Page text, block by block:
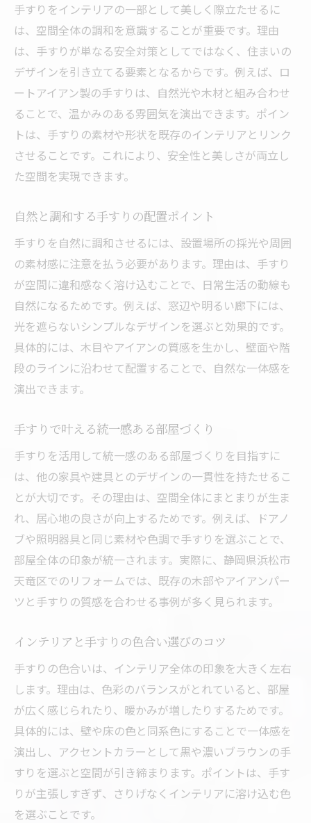
手すりの機能性と快適性を両立する方法
実践しやすい手すり選びのチェックリスト
手すり設置で快適な暮らしをサポート
地元ニーズに応える手すりの選定基準
安全性もデザイン性も諦めない手すりの秘訣
安全性重視の手すりデザイン実例紹介
手すり設置で家族の安全と安心を確保
デザイン性が高い手すりの選び方ガイド
法
安全と美を兼ね備えた手すり活用法
手すり設置時のポイントと注意点まとめ
暮らしに寄り添うおしゃれな手すり設置術
手すりをおしゃれに見せる設置アイデア
生活動線を考えた手すりの配置方法
手すり設置で暮らしやすさを向上させるコ
ツ
家族構成に合わせた手すり設置の工夫
手すりをアクセントにする空間演出術
インテリアに映える手すり素材の選び方
人気の手すり素材とインテリアの関係性
素材別手すりの特徴と選び方を解説
手すり素材で変わる空間の印象と魅力
アイアンや木製手すりの比較ポイント
手すり素材選びで叶える理想の住まい
介護と美しさを両立する手すり活用法
介護シーンで役立つ手すりの設置方法
手すりで実現する快適な介護空間づくり
美しさを損なわない手すり活用の工夫
手すり設置で家族の負担を軽減する方法
介護保険を活用できる手すり設置ポイント
おしゃれと機能性を兼ね備えた手すり活用
地元で信頼できる手すりリフォームの進め方
手すりをインテリアの一部として美しく際立たせるに
は、空間全体の調和を意識することが重要です。理由
は、手すりが単なる安全対策としてではなく、住まいの
デザインを引き立てる要素となるからです。例えば、ロ
ートアイアン製の手すりは、自然光や木材と組み合わせ
ることで、温かみのある雰囲気を演出できます。ポイン
トは、手すりの素材や形状を既存のインテリアとリンク
させることです。これにより、安全性と美しさが両立し
た空間を実現できます。
自然と調和する手すりの配置ポイント
手すりを自然に調和させるには、設置場所の採光や周囲
の素材感に注意を払う必要があります。理由は、手すり
が空間に違和感なく溶け込むことで、日常生活の動線も
自然になるためです。例えば、窓辺や明るい廊下には、
光を遮らないシンプルなデザインを選ぶと効果的です。
具体的には、木目やアイアンの質感を生かし、壁面や階
段のラインに沿わせて配置することで、自然な一体感を
演出できます。
手すりで叶える統一感ある部屋づくり
手すりを活用して統一感のある部屋づくりを目指すに
は、他の家具や建具とのデザインの一貫性を持たせるこ
とが大切です。その理由は、空間全体にまとまりが生ま
れ、居心地の良さが向上するためです。例えば、ドアノ
ブや照明器具と同じ素材や色調で手すりを選ぶことで、
部屋全体の印象が統一されます。実際に、静岡県浜松市
天竜区でのリフォームでは、既存の木部やアイアンパー
ツと手すりの質感を合わせる事例が多く見られます。
インテリアと手すりの色合い選びのコツ
手すりの色合いは、インテリア全体の印象を大きく左右
します。理由は、色彩のバランスがとれていると、部屋
が広く感じられたり、暖かみが増したりするためです。
具体的には、壁や床の色と同系色にすることで一体感を
演出し、アクセントカラーとして黒や濃いブラウンの手
すりを選ぶと空間が引き締まります。ポイントは、手す
りが主張しすぎず、さりげなくインテリアに溶け込む色
を選ぶことです。